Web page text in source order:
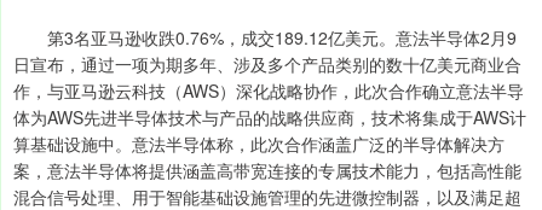
第3名亚马逊收跌0.76%，成交189.12亿美元。意法半导体2月9
日宣布，通过一项为期多年、涉及多个产品类别的数十亿美元商业合
作，与亚马逊云科技（AWS）深化战略协作，此次合作确立意法半导
体为AWS先进半导体技术与产品的战略供应商，技术将集成于AWS计
算基础设施中。意法半导体称，此次合作涵盖广泛的半导体解决方
案，意法半导体将提供涵盖高带宽连接的专属技术能力，包括高性能
混合信号处理、用于智能基础设施管理的先进微控制器，以及满足超